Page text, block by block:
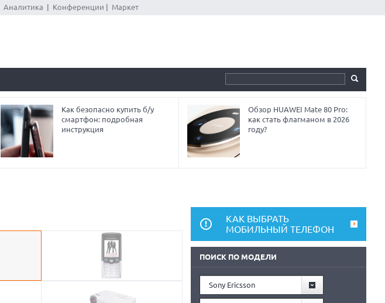
Аналитика Конференции Маркет
Как безопасно купить б/у
смартфон: подробная
инструкция
Обзор HUAWEI Mate 80 Pro:
как стать флагманом в 2026
году?
КАК ВЫБРАТЬ
МОБИЛЬНЫЙ ТЕЛЕФОН
ПОИСК ПО МОДЕЛИ
Sony Ericsson